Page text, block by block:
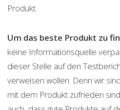
Produkt.
Um das beste Produkt zu
keine Informationsquelle
dieser Stelle auf den
verweisen wollen. Denn wir
mit dem Produkt zufrieden